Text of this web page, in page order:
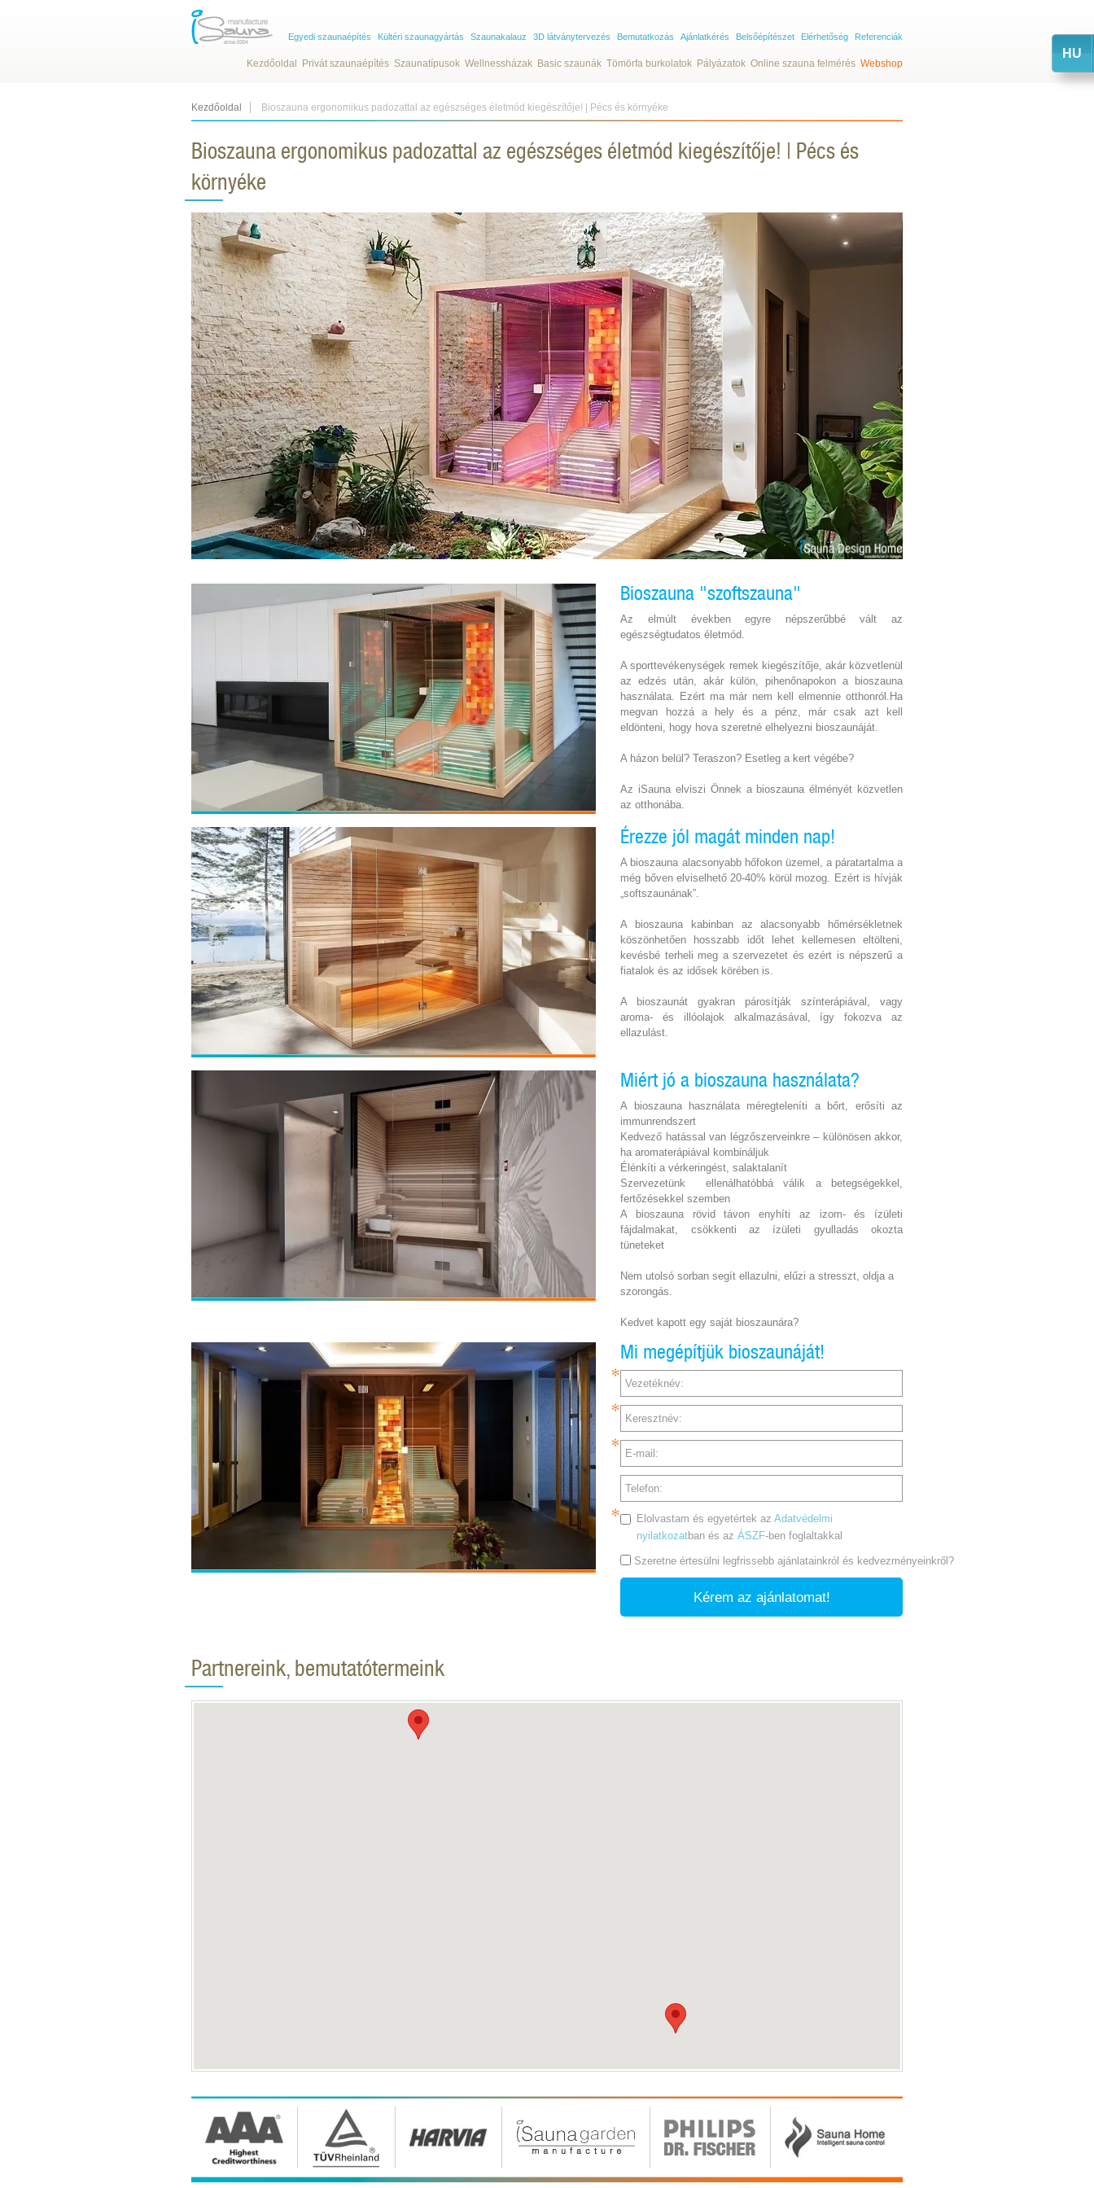
Egyedi szaunaépítés Kültéri szaunagyártás Szaunakalauz 3D látványtervezés Bemutatkozás Ajánlatkérés Belsőépítészet Elérhetőség Referenciák
Kezdőoldal Privát szaunaépítés Szaunatípusok Wellnessházak Basic szaunák Tömörfa burkolatok Pályázatok Online szauna felmérés Webshop
Kezdőoldal Bioszauna ergonomikus padozattal az egészséges életmód kiegészítője! | Pécs és környéke
Bioszauna ergonomikus padozattal az egészséges életmód kiegészítője! | Pécs és
környéke
Bioszauna "szoftszauna"
Az elmúlt években egyre népszerűbbé vált az
egészségtudatos életmód.
A sporttevékenységek remek kiegészítője, akár közvetlenül
az edzés után, akár külön, pihenőnapokon a bioszauna
használata. Ezért ma már nem kell elmennie otthonról.Ha
megvan hozzá a hely és a pénz, már csak azt kell
eldönteni, hogy hova szeretné elhelyezni bioszaunáját.
A házon belül? Teraszon? Esetleg a kert végébe?
Az iSauna elviszi Önnek a bioszauna élményét közvetlen
az otthonába.
Érezze jól magát minden nap!
A bioszauna alacsonyabb hőfokon üzemel, a páratartalma a
még bőven elviselhető 20-40% körül mozog. Ezért is hívják
„softszaunának”.
A bioszauna kabinban az alacsonyabb hőmérsékletnek
köszönhetően hosszabb időt lehet kellemesen eltölteni,
kevésbé terheli meg a szervezetet és ezért is népszerű a
fiatalok és az idősek körében is.
A bioszaunát gyakran párosítják színterápiával, vagy
aroma- és illóolajok alkalmazásával, így fokozva az
ellazulást.
Miért jó a bioszauna használata?
A bioszauna használata méregteleníti a bőrt, erősíti az
immunrendszert
Kedvező hatással van légzőszerveinkre – különösen akkor,
ha aromaterápiával kombináljuk
Élénkíti a vérkeringést, salaktalanít
Szervezetünk ellenálhatóbbá válik a betegségekkel,
fertőzésekkel szemben
A bioszauna rövid távon enyhíti az izom- és ízületi
fájdalmakat, csökkenti az ízületi gyulladás okozta
tüneteket
Nem utolsó sorban segít ellazulni, elűzi a stresszt, oldja a
szorongás.
Kedvet kapott egy saját bioszaunára?
Mi megépítjük bioszaunáját!
Vezetéknév:
Keresztnév:
E-mail:
Telefon:
Elolvastam és egyetértek azAdatvédelmi
nyilatkozatban és azÁSZF-ben foglaltakkal
Szeretne értesülni legfrissebb ajánlatainkról és kedvezményeinkről?
Kérem az ajánlatomat!
Partnereink, bemutatótermeink
HU